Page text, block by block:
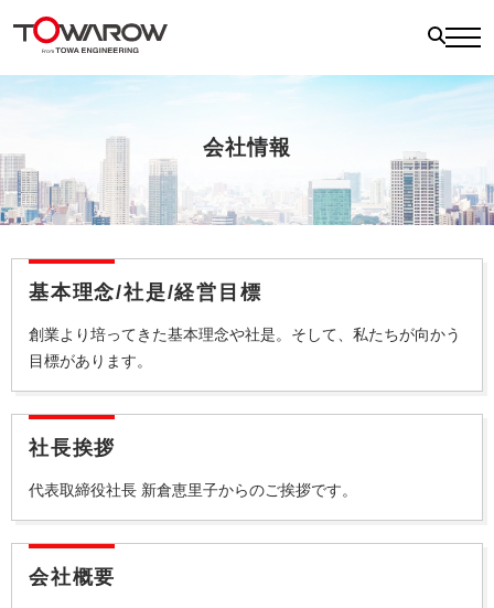
会社情報
基本理念/社是/経営目標
創業より培ってきた基本理念や社是。 そして、私たちが向かう
目標があります。
社長挨拶
代表取締役社長 新倉恵里子からのご挨拶です。
会社概要